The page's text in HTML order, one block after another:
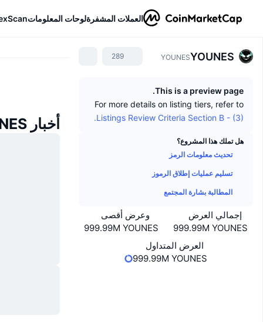
العملات المشفرةلوحات المعلومات
YOUNES
YOUNES
289
This is a preview page.
For more details on listing tiers, refer to
Listings Review Criteria Section B - (3).
هل تملك هذا المشروع؟
تحديث معلومات الرمز
تسليم عمليات إطلاق الرموز
المطالبة بشارة المجتمع
إجمالي العرض
999.99M YOUNES
وعرض أقصى
999.99M YOUNES
العرض المتداول
999.99M YOUNES
أخبار YOUNES